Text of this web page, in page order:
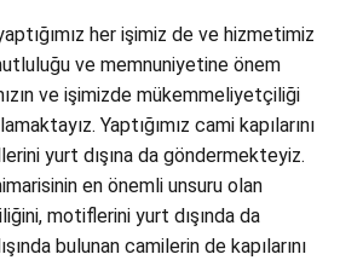
her işimiz de ve hizmetimiz
ve memnuniyetine önem
ve işimizde mükemmeliyetçiliği
Yaptığımız cami kapılarını
yurt dışına da göndermekteyiz.
en önemli unsuru olan
motiflerini yurt dışında da
bulunan camilerin de kapılarını